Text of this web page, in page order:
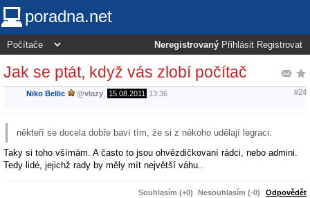
poradna.net
Neregistrovaný Přihlásit Registrovat
Jak se ptát, když vás zlobí počítač
Niko Bellic @vlazy 15.08.2011 13:36 #24
někteří se docela dobře baví tím, že si z někoho udělají legraci.
Taky si toho všímám. A často to jsou ohvězdičkovaní rádci, nebo admini.
Tedy lidé, jejichž rady by měly mít největší váhu..
Souhlasím (+0) Nesouhlasím (-0) Odpovědět